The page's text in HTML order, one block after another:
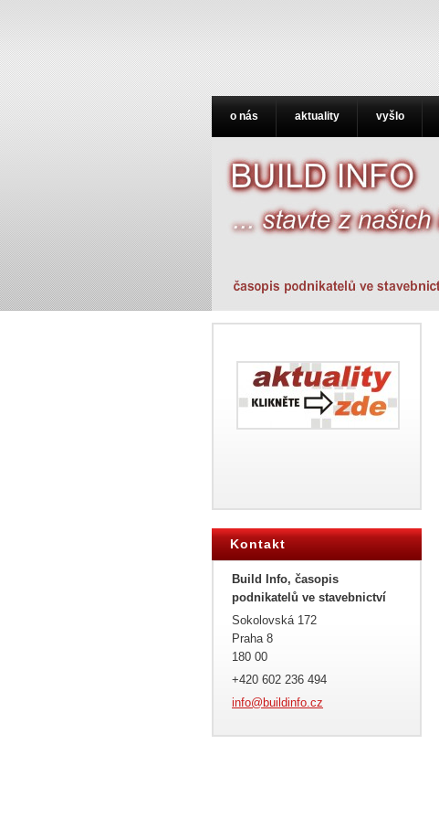
Kontakt
Build Info, časopis
podnikatelů ve stavebnictví
Sokolovská 172
Praha 8
180 00
+420 602 236 494
info@bui ldinfo.cz
o nás aktuality vyšlo